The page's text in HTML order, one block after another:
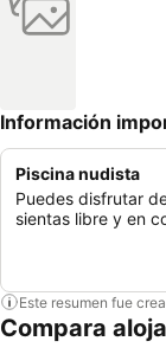
Información
Piscina nudista
Puedes disfrutar
sientas libre y en
Este resumen fue
Compara